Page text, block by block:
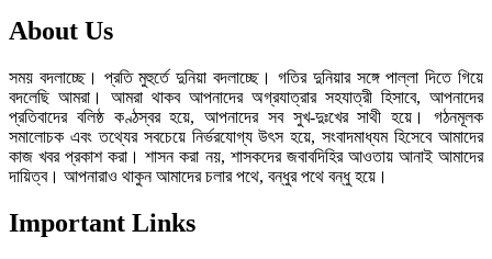
About Us
সময় বদলাচ্ছে। প্রতি মুহুর্তে দুনিয়া বদলাচ্ছে। গতির দুনিয়ার সঙ্গে পাল্লা দিতে গিয়ে
বদলেছি আমরা। আমরা থাকব আপনাদের অগ্রযাত্রার সহযাত্রী হিসাবে, আপনাদের
প্রতিবাদের বলিষ্ঠ কণ্ঠস্বর হয়ে, আপনাদের সব সুখ-দুঃখের সাথী হয়ে। গঠনমূলক
সমালোচক এবং তথ্যের সবচেয়ে নির্ভরযোগ্য উ‍ৎস হয়ে, সংবাদমাধ্যম হিসেবে আমাদের
কাজ খবর প্রকাশ করা। শাসন করা নয়, শাসকদের জবাবদিহির আওতায় আনাই আমাদের
দায়িত্ব। আপনারাও থাকুন আমাদের চলার পথে, বন্ধুর পথে বন্ধু হয়ে।
Important Links